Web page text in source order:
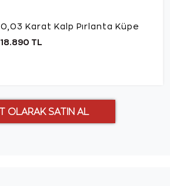
0,03 Karat Kalp Pırlanta Küpe
18.890 TL